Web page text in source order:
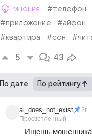
мнения
#телефон
#приложение
#айфон
#квартира
#сон
5 43
По дате По рейтингу
ai_does_not_exist
Просветленный
2г
Ищешь